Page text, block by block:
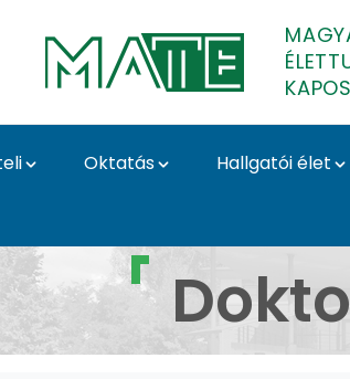
Oktatás Hallgatói élet
Kaposvári